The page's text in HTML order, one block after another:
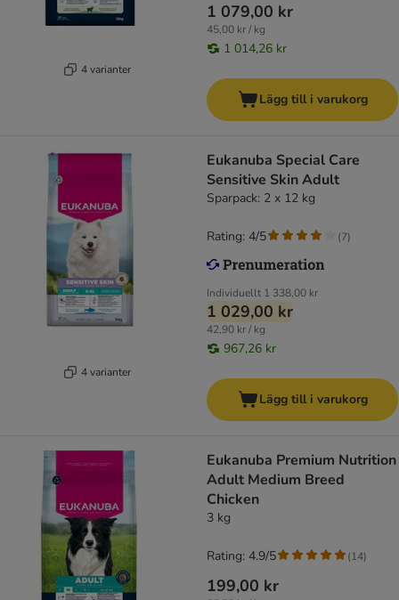
4 varianter
1 079,00 kr
45,00 kr / kg
1 014,26 kr
Lägg till i varukorg
4 varianter
Eukanuba Special Care
Sensitive Skin Adult
Sparpack: 2 x 12 kg
Individuellt 1 338,00 kr
1 029,00 kr
42,90 kr / kg
967,26 kr
Rating: 4/5 (7)
Lägg till i varukorg
Eukanuba Premium Nutrition
Adult Medium Breed
Chicken
3 kg
199,00 kr
Rating: 4.9/5 (14)